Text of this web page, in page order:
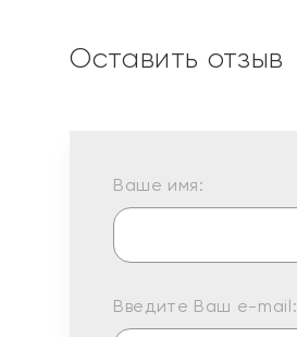
Оставить отзыв
Ваше имя:
Введите Ваш e-mail: